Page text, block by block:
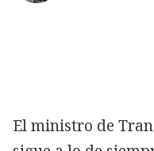
El ministro de